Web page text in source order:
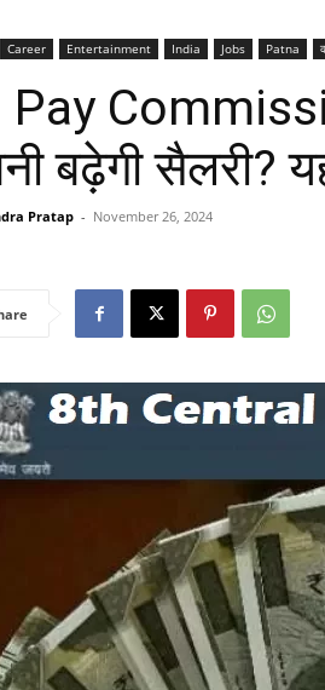
Career Entertainment India Jobs Patna
बढ़ेगी
Pratap - November 26, 2024